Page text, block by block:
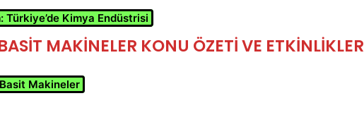
Türkiye’de Kimya Endüstrisi
MAKİNELER KONU ÖZETİ VE ETKİNLİKLER
Makineler